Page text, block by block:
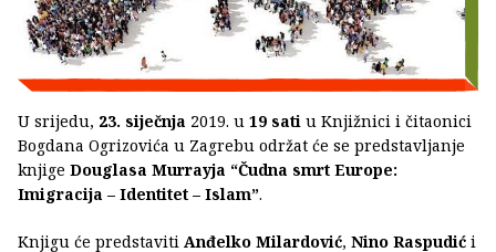
U srijedu, 23. siječnja 2019. u 19 sati u Knjižnici i čitaonici
Bogdana Ogrizovića u Zagrebu održat će se predstavljanje
knjige Douglasa Murrayja “Čudna smrt Europe:
Imigracija – Identitet – Islam”.
Knjigu će predstaviti Anđelko Milardović, Nino Raspudić i